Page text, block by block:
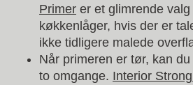
Primer er et glimrende
køkkenlåger, hvis der er
ikke tidligere malede
Når primeren er tør, kan
to omgange. Interior